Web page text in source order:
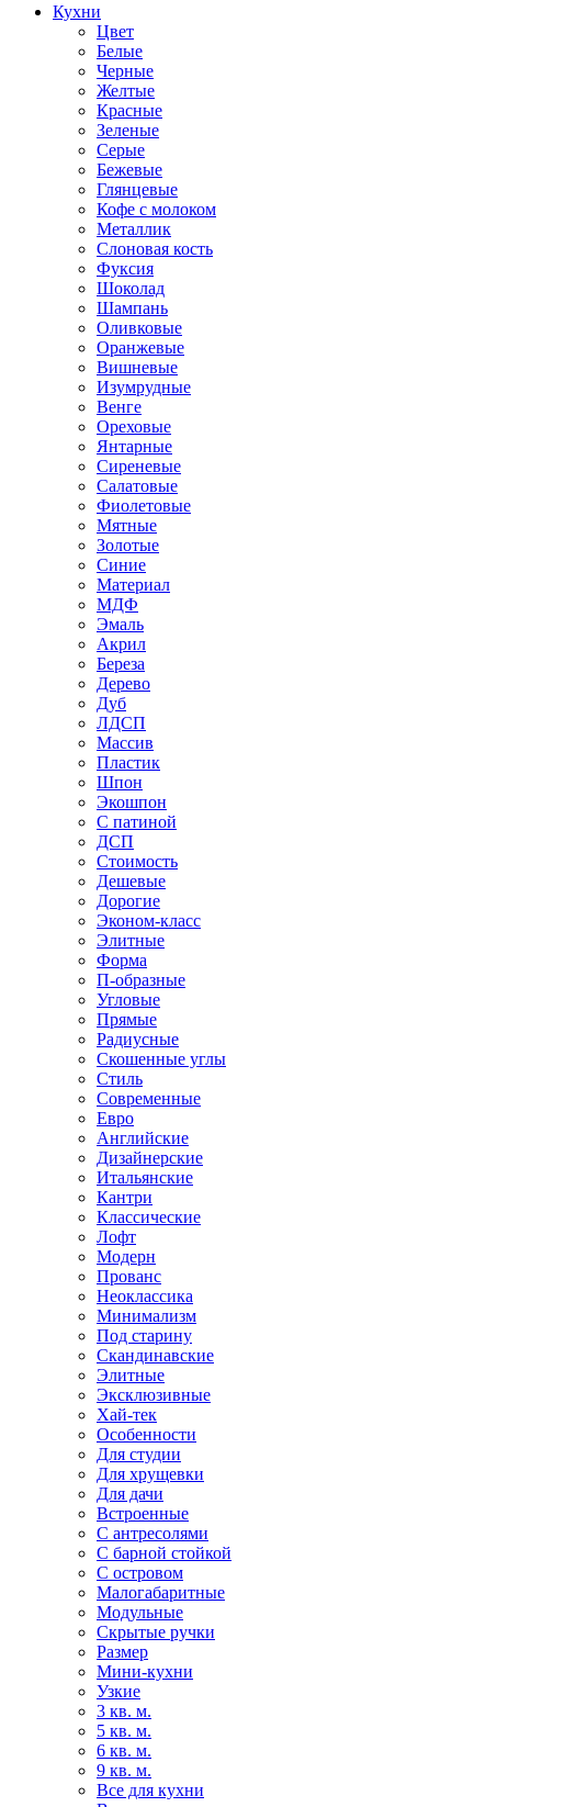
Кухни
Цвет
Белые
Черные
Желтые
Красные
Зеленые
Серые
Бежевые
Глянцевые
Кофе с молоком
Металлик
Слоновая кость
Фуксия
Шоколад
Шампань
Оливковые
Оранжевые
Вишневые
Изумрудные
Венге
Ореховые
Янтарные
Сиреневые
Салатовые
Фиолетовые
Мятные
Золотые
Синие
Материал
МДФ
Эмаль
Акрил
Береза
Дерево
Дуб
ЛДСП
Массив
Пластик
Шпон
Экошпон
С патиной
ДСП
Стоимость
Дешевые
Дорогие
Эконом-класс
Элитные
Форма
П-образные
Угловые
Прямые
Радиусные
Скошенные углы
Стиль
Современные
Евро
Английские
Дизайнерские
Итальянские
Кантри
Классические
Лофт
Модерн
Прованс
Неоклассика
Минимализм
Под старину
Скандинавские
Элитные
Эксклюзивные
Хай-тек
Особенности
Для студии
Для хрущевки
Для дачи
Встроенные
С антресолями
С барной стойкой
С островом
Малогабаритные
Модульные
Скрытые ручки
Размер
Мини-кухни
Узкие
3 кв. м.
5 кв. м.
6 кв. м.
9 кв. м.
Все для кухни